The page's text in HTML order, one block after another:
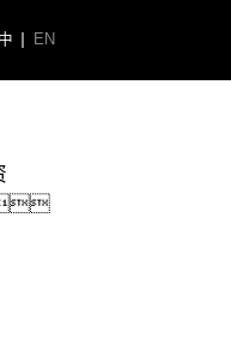
中 EN